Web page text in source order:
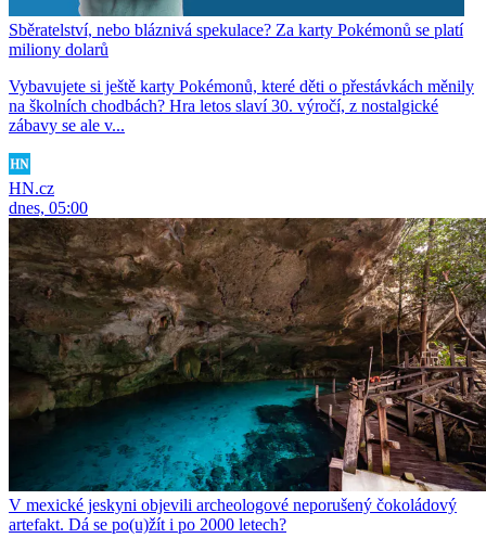
Sběratelství, nebo bláznivá spekulace? Za karty Pokémonů se platí
miliony dolarů
Vybavujete si ještě karty Pokémonů, které děti o přestávkách měnily
na školních chodbách? Hra letos slaví 30. výročí, z nostalgické
zábavy se ale v...
HN.cz
dnes, 05:00
V mexické jeskyni objevili archeologové neporušený čokoládový
artefakt. Dá se po(u)žít i po 2000 letech?